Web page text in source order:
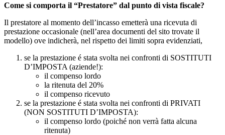
Come si comporta il “Prestatore” dal punto di vista fiscale?
Il prestatore al momento dell’incasso emetterà una ricevuta di
prestazione occasionale (nell’area documenti del sito trovate il
modello) ove indicherà, nel rispetto dei limiti sopra evidenziati,
se la prestazione é stata svolta nei confronti di SOSTITUTI
D’IMPOSTA (aziende!):
il compenso lordo
la ritenuta del 20%
il compenso ricevuto
se la prestazione é stata svolta nei confronti di PRIVATI
(NON SOSTITUTI D’IMPOSTA):
il compenso lordo (poiché non verrà fatta alcuna
ritenuta)